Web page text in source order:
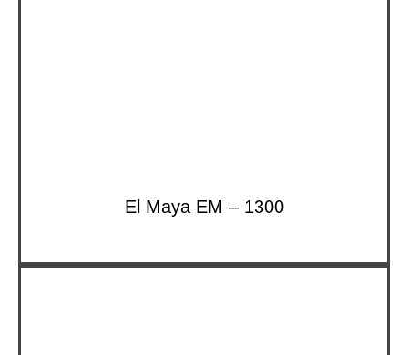
El Maya EM – 1300